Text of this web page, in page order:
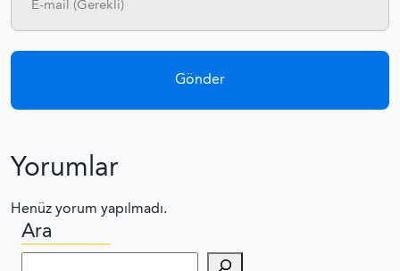
Yorumlar
Henüz yorum yapılmadı.
Ara